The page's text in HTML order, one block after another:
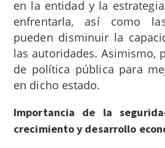
en la entidad y la
enfrentarla, así como
pueden disminuir la
las autoridades. Asimismo,
de política pública para
en dicho estado.
Importancia de la
crecimiento y desarrollo